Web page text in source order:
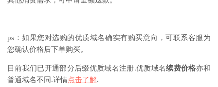
ps：如果您对选购的优质域名确实有购买意向，可联系客服为
您确认价格后下单购买。
目前我们已开通部分后缀优质域名注册.优质域名续费价格亦和
普通域名不同.详情点击了解.